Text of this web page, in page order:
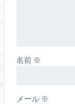
名前 ※
メール ※